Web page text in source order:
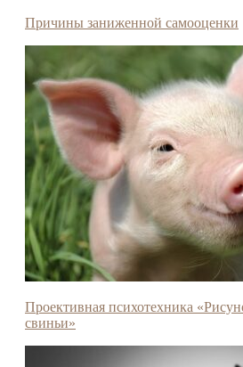
Причины заниженной самооценки
Проективная психотехника
свиньи»